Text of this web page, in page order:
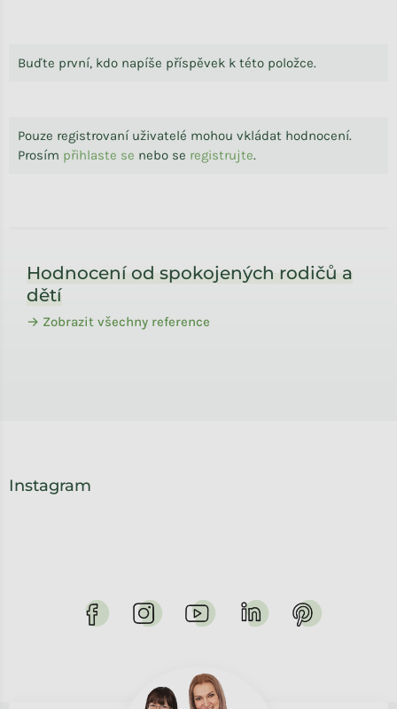
Buďte první, kdo napíše příspěvek k této položce.
Pouze registrovaní uživatelé mohou vkládat hodnocení.
Prosím přihlaste se nebo se registrujte.
Hodnocení od spokojených rodičů a
dětí
→ Zobrazit všechny reference
Instagram